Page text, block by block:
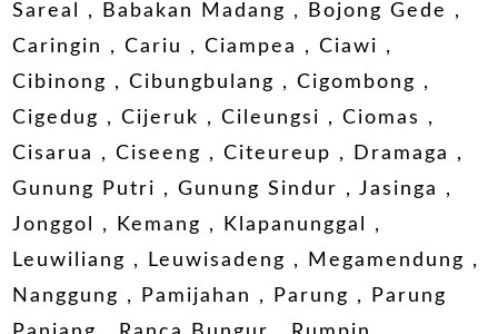
Sareal , Babakan Madang , Bojong Gede ,
Caringin , Cariu , Ciampea , Ciawi ,
Cibinong , Cibungbulang , Cigombong ,
Cigedug , Cijeruk , Cileungsi , Ciomas ,
Cisarua , Ciseeng , Citeureup , Dramaga ,
Gunung Putri , Gunung Sindur , Jasinga ,
Jonggol , Kemang , Klapanunggal ,
Leuwiliang , Leuwisadeng , Megamendung ,
Nanggung , Pamijahan , Parung , Parung